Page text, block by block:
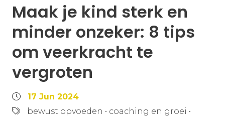
Maak je kind sterk en
minder onzeker: 8 tips
om veerkracht te
vergroten
17 Jun 2024
bewust opvoeden • coaching en groei •